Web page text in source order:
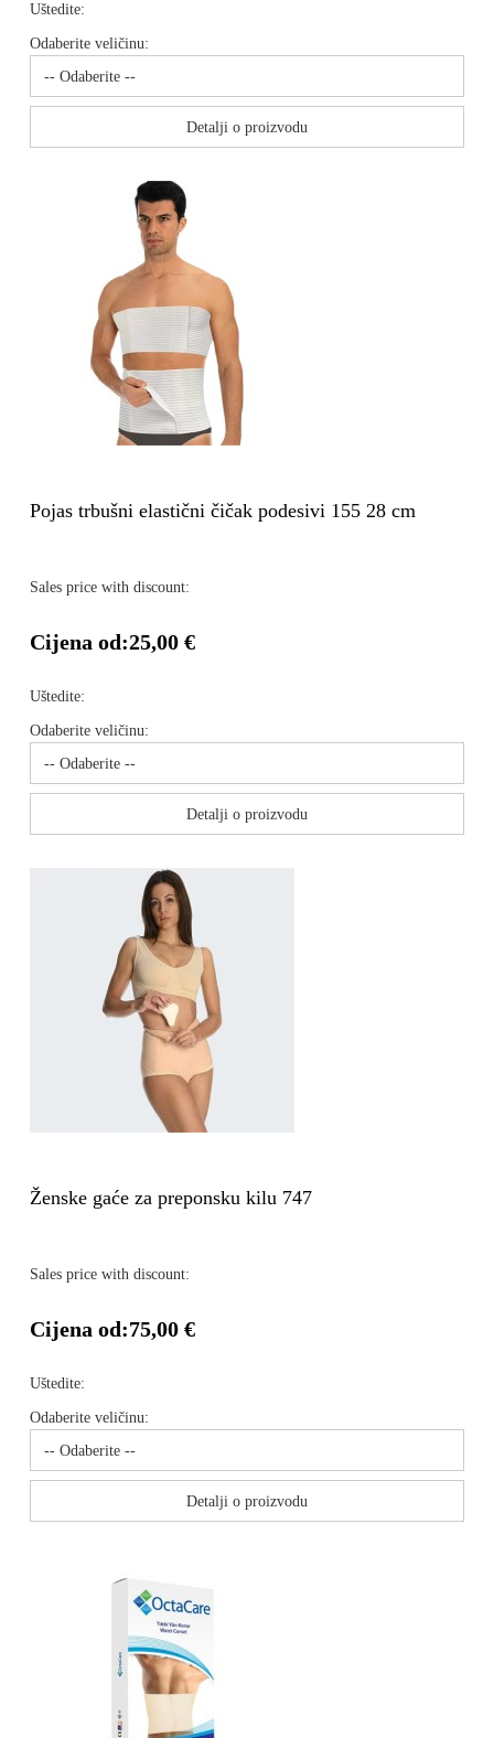
Uštedite:
Odaberite veličinu:
Detalji o proizvodu
Pojas trbušni elastični čičak podesivi 155 28 cm
Sales price with discount:
Cijena od:25,00 €
Uštedite:
Odaberite veličinu:
Detalji o proizvodu
Ženske gaće za preponsku kilu 747
Sales price with discount:
Cijena od:75,00 €
Uštedite:
Odaberite veličinu:
Detalji o proizvodu